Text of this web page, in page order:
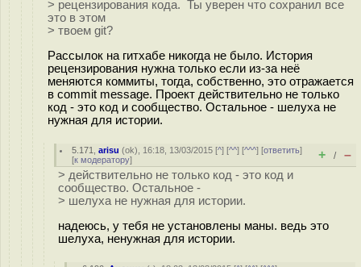
> рецензирования кода. Ты уверен что сохранил все
это в этом
> твоем git?
Рассылок на гитхабе никогда не было. История
рецензирования нужна только если из-за неё
меняются коммиты, тогда, собственно, это отражается
в commit message. Проект действительно не только
код - это код и сообщество. Остальное - шелуха не
нужная для истории.
5.171 ,arisu (ok), 16:18, 13/03/2015 [^] [^^] [^^^] [ответить]
[к модератору] + / –
> действительно не только код - это код и
сообщество. Остальное -
> шелуха не нужная для истории.
надеюсь, у тебя не установлены маны. ведь это
шелуха, ненужная для истории.